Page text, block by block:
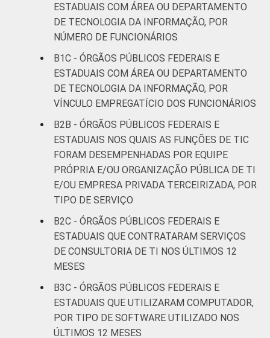
ESTADUAIS COM ÁREA OU DEPARTAMENTO
DE TECNOLOGIA DA INFORMAÇÃO, POR
NÚMERO DE FUNCIONÁRIOS
B1C - ÓRGÃOS PÚBLICOS FEDERAIS E
ESTADUAIS COM ÁREA OU DEPARTAMENTO
DE TECNOLOGIA DA INFORMAÇÃO, POR
VÍNCULO EMPREGATÍCIO DOS FUNCIONÁRIOS
B2B - ÓRGÃOS PÚBLICOS FEDERAIS E
ESTADUAIS NOS QUAIS AS FUNÇÕES DE TIC
FORAM DESEMPENHADAS POR EQUIPE
PRÓPRIA E/OU ORGANIZAÇÃO PÚBLICA DE TI
E/OU EMPRESA PRIVADA TERCEIRIZADA, POR
TIPO DE SERVIÇO
B2C - ÓRGÃOS PÚBLICOS FEDERAIS E
ESTADUAIS QUE CONTRATARAM SERVIÇOS
DE CONSULTORIA DE TI NOS ÚLTIMOS 12
MESES
B3C - ÓRGÃOS PÚBLICOS FEDERAIS E
ESTADUAIS QUE UTILIZARAM COMPUTADOR,
POR TIPO DE SOFTWARE UTILIZADO NOS
ÚLTIMOS 12 MESES